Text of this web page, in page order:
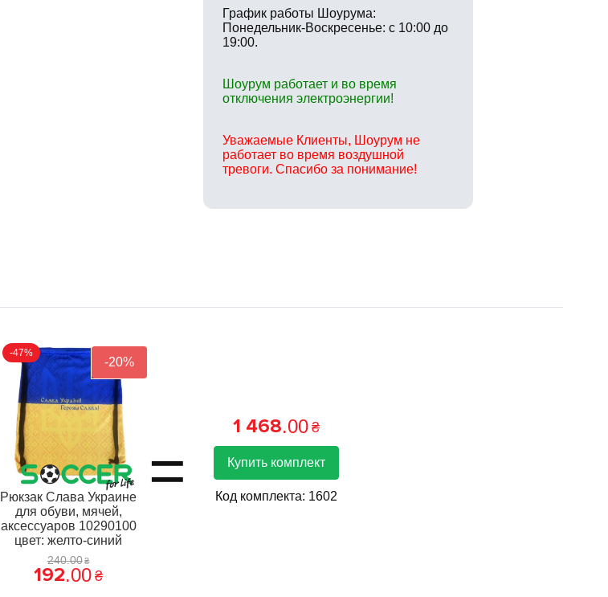
График работы Шоурума:
Понедельник-Воскресенье: с 10:00 до
19:00.
Шоурум работает и во время
отключения электроэнергии!
Уважаемые Клиенты, Шоурум не
работает во время воздушной
тревоги. Спасибо за понимание!
-20%
-47%
Рюкзак Слава Украине
для обуви, мячей,
аксессуаров 10290100
цвет: желто-синий
240.00 ₴
192.00 ₴
=
1 468.00 ₴
Купить комплект
Код комплекта: 1602